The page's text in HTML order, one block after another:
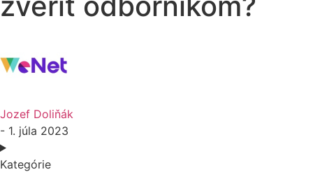
Jozef Doliňák
- 1. júla 2023
Kategórie